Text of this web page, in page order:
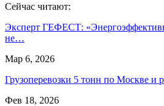
Сейчас читают:
Эксперт ГЕФЕСТ:
не…
Мар 6, 2026
Грузоперевозки 5 тонн по Москве и
Фев 18, 2026